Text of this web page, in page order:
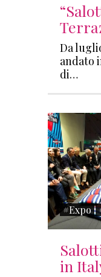
Da
andato
di…
#Expo
in